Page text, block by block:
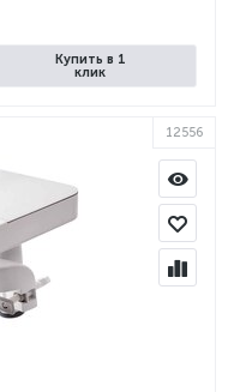
Купить в 1
клик
12556